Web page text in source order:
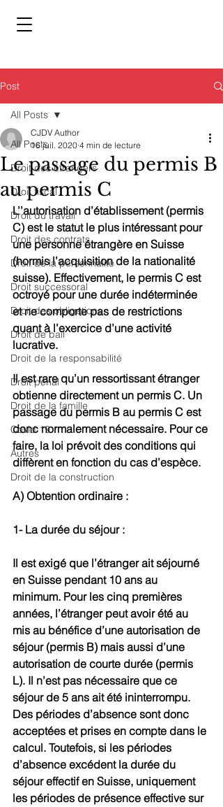
Post
All Posts
Droit des étrangers
Droit fiscal
Droit du travail
Droit des contrats
Droit de la personnalité
Droit successoral
Droit des obligations
Droit de bail
Droit de la responsabilité
Droit pénal
Droit de la famille
Covid 19
Autres
Droit de la construction
All Posts
Le passage du permis B
au permis C
CJDV Author
16 juil. 2020 4 min de lecture
L’’autorisation d’établissement (permis
C) est le statut le plus intéressant pour
une personne étrangère en Suisse
(hormis l’acquisition de la nationalité
suisse). Effectivement, le permis C est
octroyé pour une durée indéterminée
et ne comporte pas de restrictions
quant à l’exercice d’une activité
lucrative.
Il est rare qu’un ressortissant étranger
obtienne directement un permis C. Un
passage du permis B au permis C est
donc normalement nécessaire. Pour ce
faire, la loi prévoit des conditions qui
diffèrent en fonction du cas d’espèce.
A) Obtention ordinaire :
1- La durée du séjour :
Il est exigé que l’étranger ait séjourné
en Suisse pendant 10 ans au
minimum. Pour les cinq premières
années, l’étranger peut avoir été au
mis au bénéfice d’une autorisation de
séjour (permis B) mais aussi d’une
autorisation de courte durée (permis
L). Il n’est pas nécessaire que ce
séjour de 5 ans ait été ininterrompu.
Des périodes d’absence sont donc
acceptées et prises en compte dans le
calcul. Toutefois, si les périodes
d’absence excédent la durée du
séjour effectif en Suisse, uniquement
les périodes de présence effective sur